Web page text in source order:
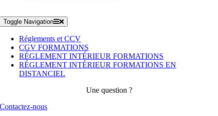
Toggle Navigation
Réglements et CCV
CGV FORMATIONS
RÉGLEMENT INTÉRIEUR FORMATIONS
RÉGLEMENT INTÉRIEUR FORMATIONS EN
DISTANCIEL
Une question ?
Contactez-nous